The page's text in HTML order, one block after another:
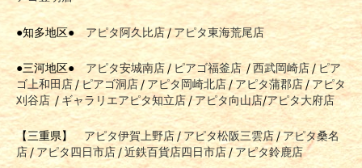
●知多地区● アピタ阿久比店/アピタ東海荒尾店
●三河地区●アピタ安城南店/ ピアゴ福釜店/西武岡崎店/ピア
ゴ上和田店/ ピアゴ洞店/ アピタ岡崎北店/アピタ蒲郡店/アピタ
刈谷店/ギャラリエアピタ知立店/アピタ向山店/アピタ大府店
【三重県】 アピタ伊賀上野店/アピタ松阪三雲店/アピタ桑名
店/アピタ四日市店/近鉄百貨店四日市店/アピタ鈴鹿店